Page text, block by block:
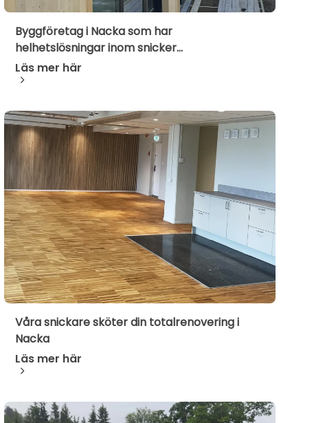
Byggföretag i Nacka som har
helhetslösningar inom snicker...
Läs mer här
Våra snickare sköter din totalrenovering i
Nacka
Läs mer här